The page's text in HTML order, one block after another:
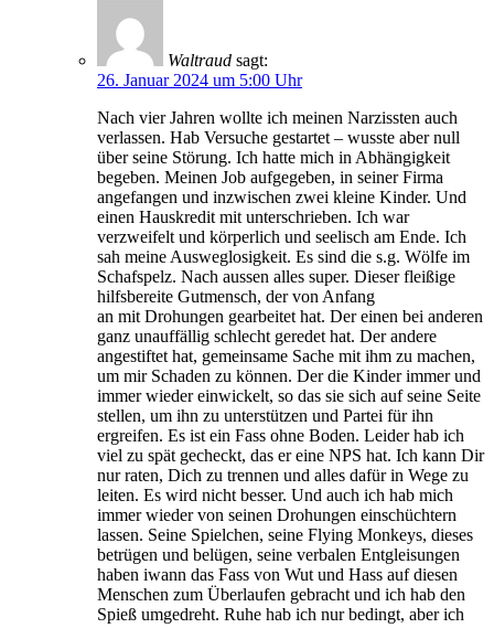
Waltraud sagt:
26. Januar 2024 um 5:00 Uhr
Nach vier Jahren wollte ich meinen Narzissten auch
verlassen. Hab Versuche gestartet – wusste aber null
über seine Störung. Ich hatte mich in Abhängigkeit
begeben. Meinen Job aufgegeben, in seiner Firma
angefangen und inzwischen zwei kleine Kinder. Und
einen Hauskredit mit unterschrieben. Ich war
verzweifelt und körperlich und seelisch am Ende. Ich
sah meine Ausweglosigkeit. Es sind die s.g. Wölfe im
Schafspelz. Nach aussen alles super. Dieser fleißige
hilfsbereite Gutmensch, der von Anfang
an mit Drohungen gearbeitet hat. Der einen bei anderen
ganz unauffällig schlecht geredet hat. Der andere
angestiftet hat, gemeinsame Sache mit ihm zu machen,
um mir Schaden zu können. Der die Kinder immer und
immer wieder einwickelt, so das sie sich auf seine Seite
stellen, um ihn zu unterstützen und Partei für ihn
ergreifen. Es ist ein Fass ohne Boden. Leider hab ich
viel zu spät gecheckt, das er eine NPS hat. Ich kann Dir
nur raten, Dich zu trennen und alles dafür in Wege zu
leiten. Es wird nicht besser. Und auch ich hab mich
immer wieder von seinen Drohungen einschüchtern
lassen. Seine Spielchen, seine Flying Monkeys, dieses
betrügen und belügen, seine verbalen Entgleisungen
haben iwann das Fass von Wut und Hass auf diesen
Menschen zum Überlaufen gebracht und ich hab den
Spieß umgedreht. Ruhe hab ich nur bedingt, aber ich